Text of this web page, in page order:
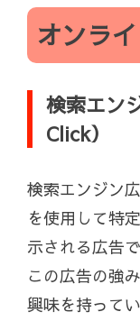
オンラ
検索エン
Click）
検索エンジン
を使用して特
示される広告で
この広告の強
興味を持って